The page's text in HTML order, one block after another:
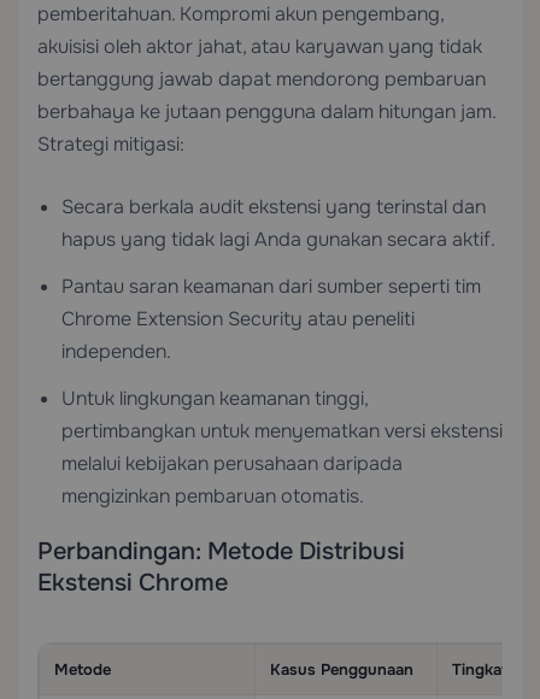
pemberitahuan. Kompromi akun pengembang,
akuisisi oleh aktor jahat, atau karyawan yang tidak
bertanggung jawab dapat mendorong pembaruan
berbahaya ke jutaan pengguna dalam hitungan jam.
Strategi mitigasi:
Secara berkala audit ekstensi yang terinstal dan
hapus yang tidak lagi Anda gunakan secara aktif.
Pantau saran keamanan dari sumber seperti tim
Chrome Extension Security atau peneliti
independen.
Untuk lingkungan keamanan tinggi,
pertimbangkan untuk menyematkan versi ekstensi
melalui kebijakan perusahaan daripada
mengizinkan pembaruan otomatis.
Perbandingan: Metode Distribusi
Ekstensi Chrome
Metode Kasus Penggunaan Tingkat